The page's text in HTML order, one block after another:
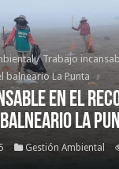
/ Trabajo
balneario La Punta
en el
La
Gestión Ambiental